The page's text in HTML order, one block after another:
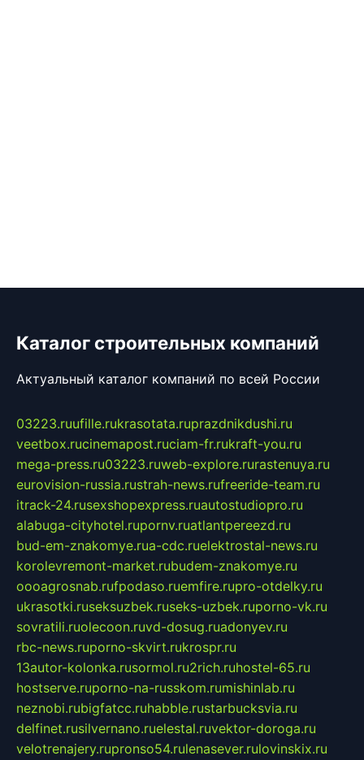
Каталог строительных компаний
Актуальный каталог компаний по всей России
03223.ruufille.rukrasotata.ruprazdnikdushi.ru
veetbox.rucinemapost.ruciam-fr.rukraft-you.ru
mega-press.ru03223.ruweb-explore.rurastenuya.ru
eurovision-russia.rustrah-news.rufreeride-team.ru
itrack-24.rusexshopexpress.ruautostudiopro.ru
alabuga-cityhotel.rupornv.ruatlantpereezd.ru
bud-em-znakomye.rua-cdc.ruelektrostal-news.ru
korolevremont-market.rubudem-znakomye.ru
oooagrosnab.rufpodaso.ruemfire.rupro-otdelky.ru
ukrasotki.ruseksuzbek.ruseks-uzbek.ruporno-vk.ru
sovratili.ruolecoon.ruvd-dosug.ruadonyev.ru
rbc-news.ruporno-skvirt.rukrospr.ru
13autor-kolonka.rusormol.ru2rich.ruhostel-65.ru
hostserve.ruporno-na-russkom.rumishinlab.ru
neznobi.rubigfatcc.ruhabble.rustarbucksvia.ru
delfinet.rusilvernano.ruelestal.ruvektor-doroga.ru
velotrenajery.rupronso54.rulenasever.rulovinskix.ru